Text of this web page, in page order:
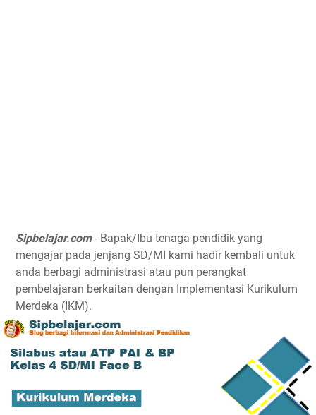
Sipbelajar.com- Bapak/Ibu tenaga pendidik yang
mengajar pada jenjang SD/MI kami hadir kembali untuk
anda berbagi administrasi atau pun perangkat
pembelajaran berkaitan dengan Implementasi Kurikulum
Merdeka (IKM).